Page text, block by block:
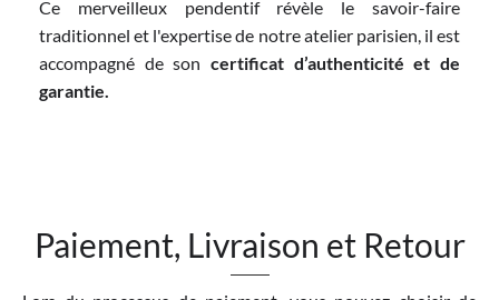
Ce merveilleux pendentif révèle le savoir-faire
traditionnel et l'expertise de notre atelier parisien, il est
accompagné de son certificat d’authenticité et de
garantie.
Paiement, Livraison et Retour